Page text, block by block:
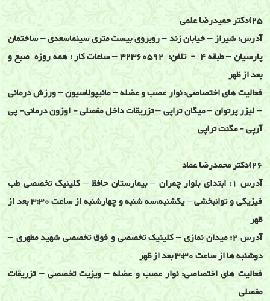
25)دکتر حمیدرضا علمی
آدرس: شیراز – خیابان زند – روبروی بیست متری سینماسعدی – ساختمان
پارسیان – طبقه 4 - تلفن: 32360592 – ساعات کار : همه روزه صبح و
بعد از ظهر
فعالیت های اختصاصی: نوار عصب و عضله – مانیپولاسیون – ورزش درمانی
– لیزر پرتوان – میگان تراپی – تزریقات داخل مفصلی - اوزون درمانی- پی
آرپی - مگنت تراپی
26)دکتر محمدرضا عماد
آدرس 1: ابتدای بلوار چمران – بیمارستان حافظ – کلینیک تخصصی طب
فیزیکی و توانبخشی – یکشنبه،سه شنبه و چهارشنبه از ساعت 3:30 بعد از
ظهر
آدرس 2: میدان نمازی – کلینیک تخصصی و فوق تخصصی شهید مطهری –
دوشنبه ها از ساعت 3:30 بعد از ظهر
فعالیت های اختصاصی: نوار عصب و عضله – ویزیت تخصصی – تزریقات
مفصلی